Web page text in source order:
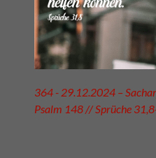
364 - 29.12.2024 –
Psalm 148 // Sprüche